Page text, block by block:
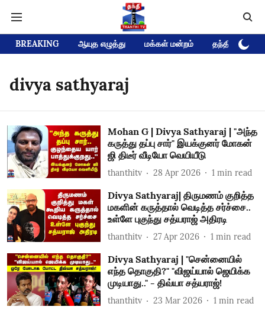
BREAKING ஆயுத எழுத்து மக்கள் மன்றம் தந்தி டிவி
divya sathyaraj
Mohan G | Divya Sathyaraj | "அந்த
கருத்து தப்பு சார்" இயக்குனர் மோகன்
ஜி திடீர் வீடியோ வெயியீடு
thanthitv 28 Apr 2026 1 min read
Divya Sathyaraj| திருமணம் குறித்த
மகளின் கருத்தால் வெடித்த சர்ச்சை..
உள்ளே புகுந்து சத்யராஜ் அதிரடி
thanthitv 27 Apr 2026 1 min read
Divya Sathyaraj | "சென்னையில்
எந்த தொகுதி?" "விஜய்யால் ஜெயிக்க
முடியாது.." - திவ்யா சத்யராஜ்!
thanthitv 23 Mar 2026 1 min read